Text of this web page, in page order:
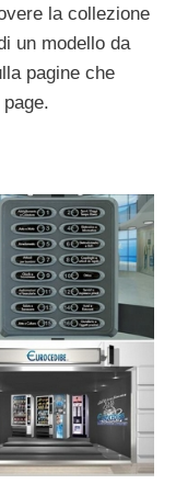
la collezione
un modello da
pagine che